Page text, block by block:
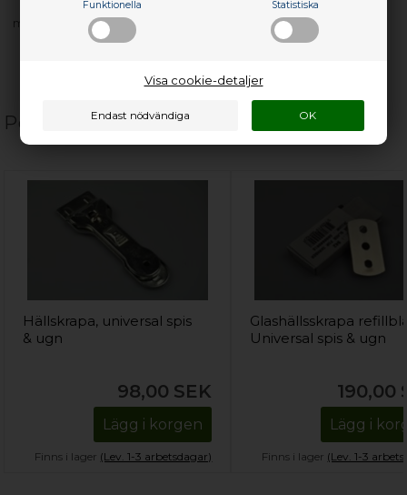
Funktionella Statistiska
Visa cookie-detaljer
med flera…
Populära relaterade produkter
Hällskrapa, universal spis
& ugn
98,00 SEK
Lägg i korgen
Finns i lager (Lev. 1-3 arbetsdagar)
Glashällsskrapa
Universal spis & ugn
190,00
Lägg i
Finns i lager (Lev. 1-3